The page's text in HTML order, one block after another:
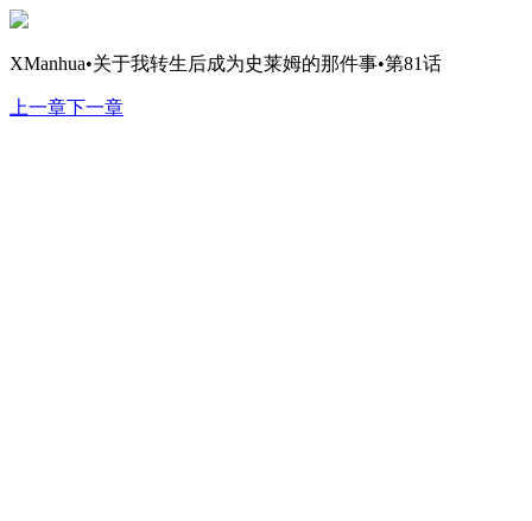
XManhua•关于我转生后成为史莱姆的那件事•第81话
上一章下一章